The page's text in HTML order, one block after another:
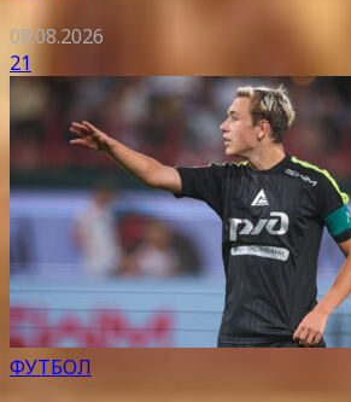
08.08.2026
21
ФУТБОЛ